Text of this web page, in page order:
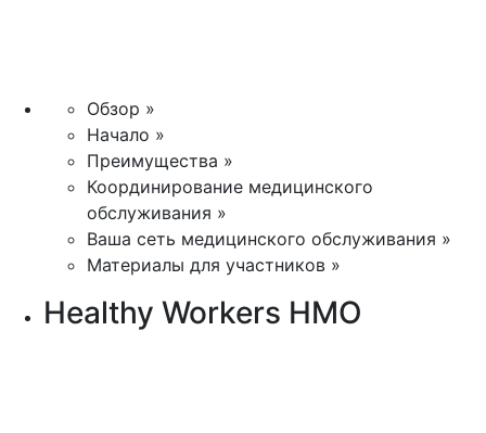
Обзор »
Начало »
Преимущества »
Координирование медицинского
обслуживания »
Ваша сеть медицинского обслуживания »
Материалы для участников »
Healthy Workers HMO